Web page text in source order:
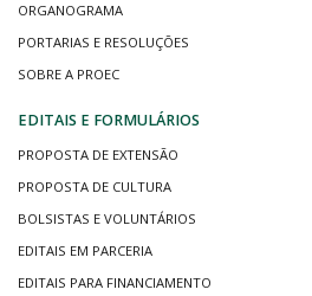
ORGANOGRAMA
PORTARIAS E RESOLUÇÕES
SOBRE A PROEC
EDITAIS E FORMULÁRIOS
PROPOSTA DE EXTENSÃO
PROPOSTA DE CULTURA
BOLSISTAS E VOLUNTÁRIOS
EDITAIS EM PARCERIA
EDITAIS PARA FINANCIAMENTO